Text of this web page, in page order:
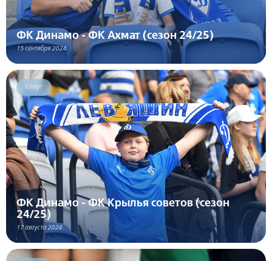
ФК Динамо - ФК Ахмат (сезон 24/25)
15 сентября 2024
Спорт
ФК Динамо - ФК Крылья советов (сезон
24/25)
17 августа 2024